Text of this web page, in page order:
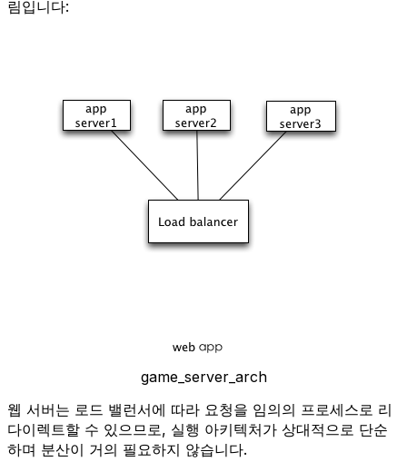
림입니다:
game_server_arch
웹 서버는 로드 밸런서에 따라 요청을 임의의 프로세스로 리
다이렉트할 수 있으므로, 실행 아키텍처가 상대적으로 단순
하며 분산이 거의 필요하지 않습니다.